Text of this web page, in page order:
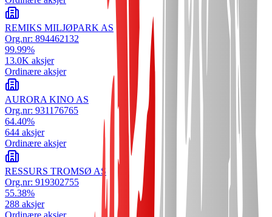
REMIKS MILJØPARK AS
Org.nr: 894462132
99.99%
13.0K aksjer
Ordinære aksjer
AURORA KINO AS
Org.nr: 931176765
64.40%
644 aksjer
Ordinære aksjer
RESSURS TROMSØ AS
Org.nr: 919302755
55.38%
288 aksjer
Ordinære aksjer